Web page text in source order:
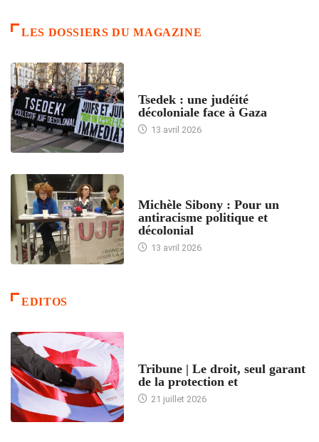
LES DOSSIERS DU MAGAZINE
Tsedek : une judéité
décoloniale face à Gaza
13 avril 2026
Michèle Sibony : Pour un
antiracisme politique et
décolonial
13 avril 2026
EDITOS
Tribune | Le droit, seul garant
de la protection et
21 juillet 2026